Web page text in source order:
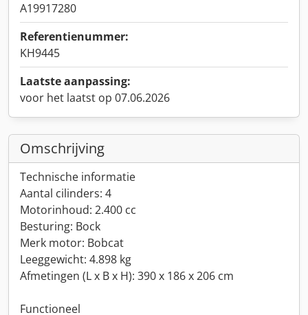
A19917280
Referentienummer:
KH9445
Laatste aanpassing:
voor het laatst op 07.06.2026
Omschrijving
Technische informatie
Aantal cilinders: 4
Motorinhoud: 2.400 cc
Besturing: Bock
Merk motor: Bobcat
Leeggewicht: 4.898 kg
Afmetingen (L x B x H): 390 x 186 x 206 cm
Functioneel